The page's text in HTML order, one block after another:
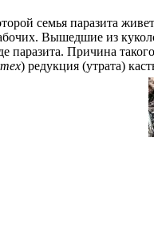
семья паразита
Вышедшие из
Причина
) редукция (утрата)